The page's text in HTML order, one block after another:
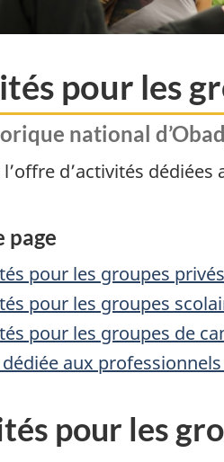
pour les
national
d’activités
page
pour les groupes privés
pour les groupes
pour les groupes de
aux
pour les